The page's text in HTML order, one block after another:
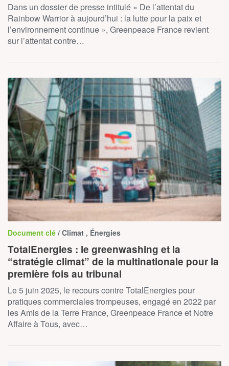
Dans un dossier de presse intitulé « De l’attentat du
Rainbow Warrior à aujourd’hui : la lutte pour la paix et
l’environnement continue », Greenpeace France revient
sur l’attentat contre…
Document clé / Climat , Énergies
TotalEnergies : le greenwashing et la
“stratégie climat” de la multinationale pour la
première fois au tribunal
Le 5 juin 2025, le recours contre TotalEnergies pour
pratiques commerciales trompeuses, engagé en 2022 par
les Amis de la Terre France, Greenpeace France et Notre
Affaire à Tous, avec…